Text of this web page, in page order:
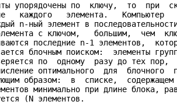
упорядочены по  ключу,  то  при
каждого   элемента.
n-ный элемент в
с ключом,   большим,  чем
последние n-1 элементов,
блочным поиском:  элементы
по  одному  разу до тех пор,
оптимального  для  блочного
образом:  в  списке,
минимально при длине блока,
(N элементов.